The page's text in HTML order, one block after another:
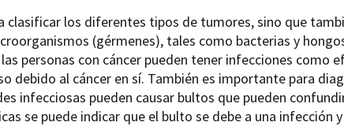
clasificar los diferentes tipos de tumores, sino que
(gérmenes), tales como bacterias y
personas con cáncer pueden tener infecciones como
debido al cáncer en sí. También es importante para
infecciosas pueden causar bultos que pueden
se puede indicar que el bulto se debe a una infección